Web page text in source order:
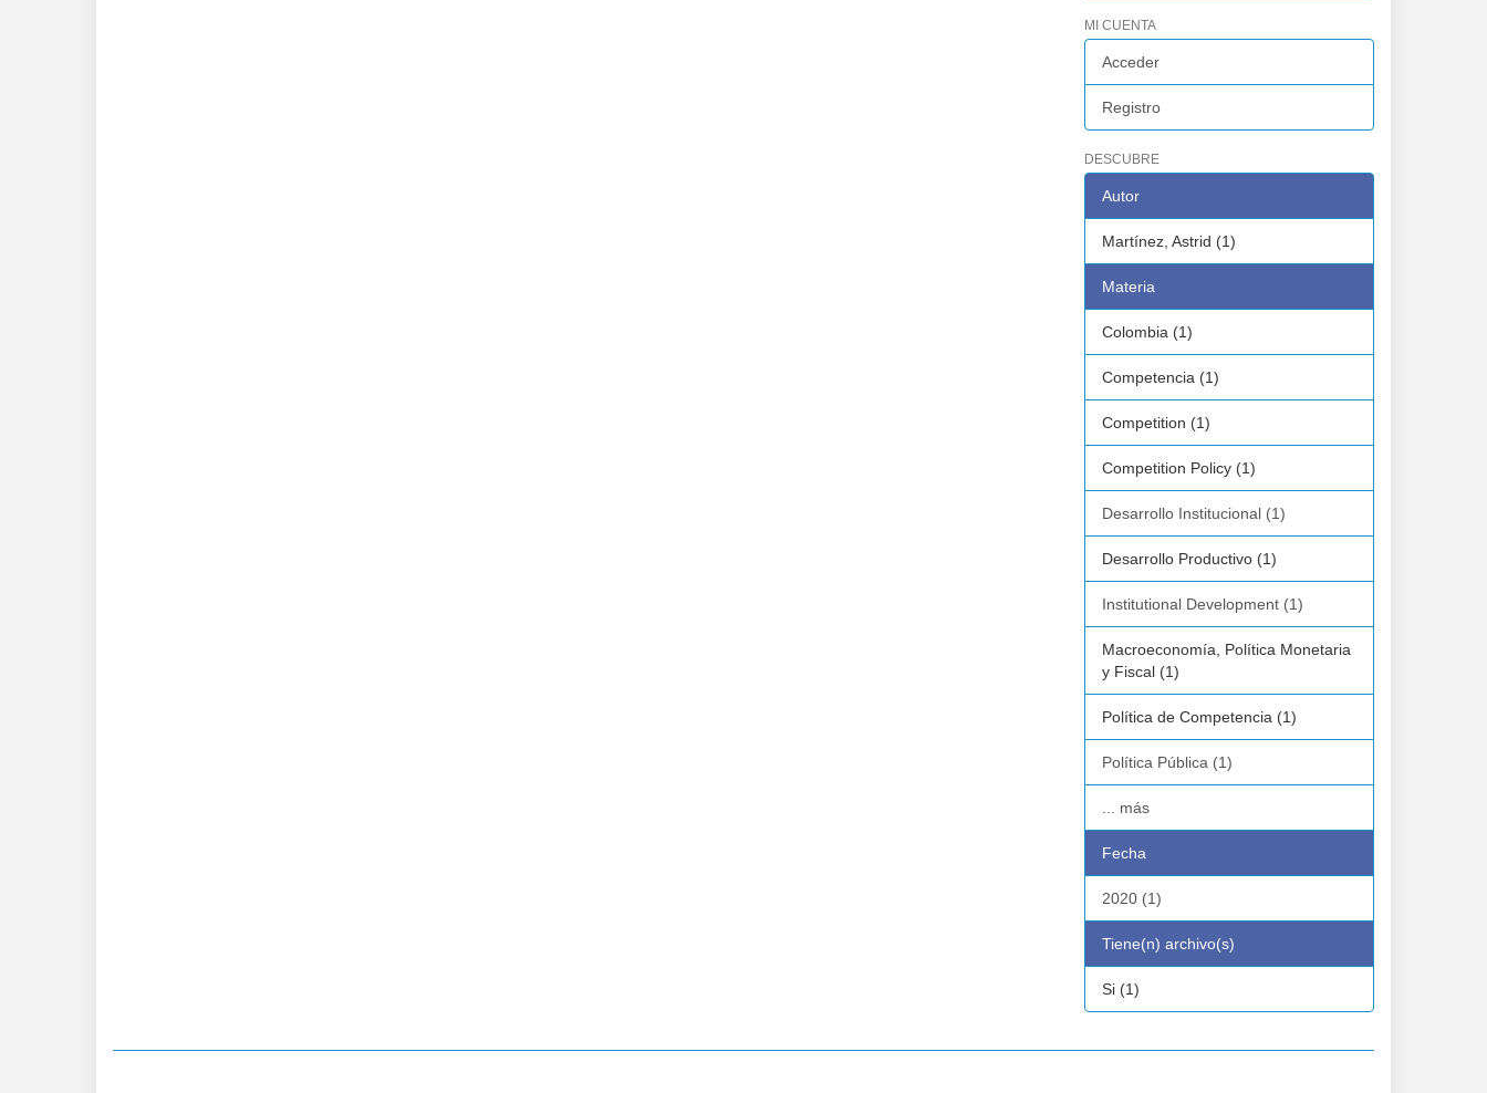
MI CUENTA
Acceder
Registro
DESCUBRE
Autor
Martínez, Astrid (1)
Materia
Colombia (1)
Competencia (1)
Competition (1)
Competition Policy (1)
Desarrollo Institucional (1)
Desarrollo Productivo (1)
Institutional Development (1)
Macroeconomía, Política Monetaria
y Fiscal (1)
Política de Competencia (1)
Política Pública (1)
... más
Fecha
2020 (1)
Tiene(n) archivo(s)
Si (1)